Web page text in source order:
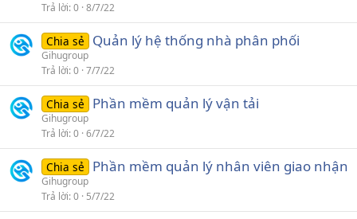
Trả lời 0 8/7/22
Chia sẻ Quản lý hệ thống nhà phân phối
Gihugroup
Trả lời 0 7/7/22
Chia sẻ Phần mềm quản lý vận tải
Gihugroup
Trả lời 0 6/7/22
Chia sẻ Phần mềm quản lý nhân viên giao nhận
Gihugroup
Trả lời 0 5/7/22